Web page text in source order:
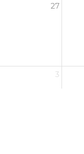
27
3